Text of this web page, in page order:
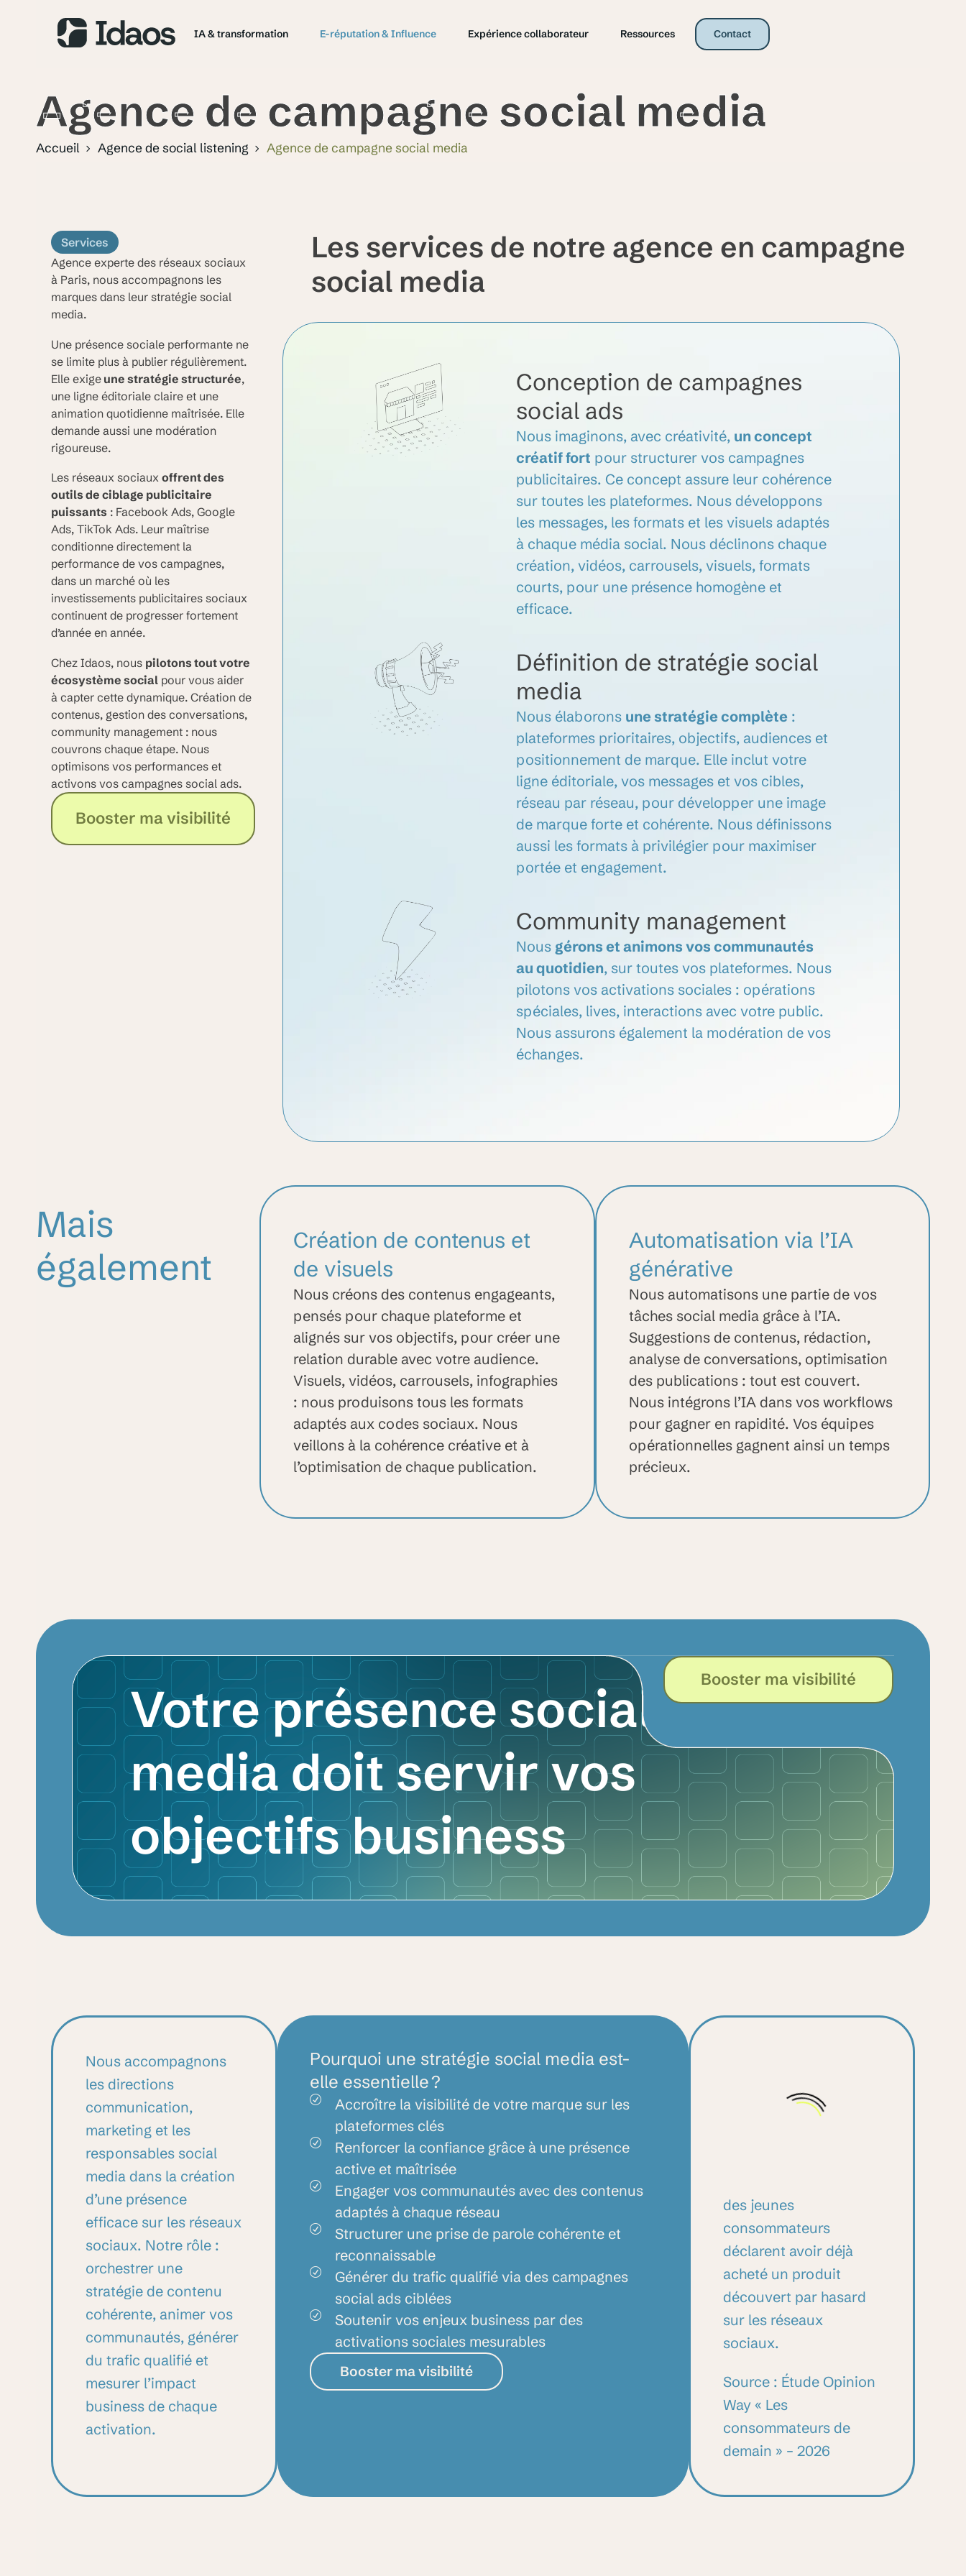
IA & transformation E-réputation & Influence Expérience collaborateur Ressources Contact
Agence de campagne social media
Accueil Agence de social listening Agence de campagne social media
Services
Agence experte des réseaux sociaux
à Paris, nous accompagnons les
marques dans leur stratégie social
media.
Une présence sociale performante ne
se limite plus à publier régulièrement.
Elle exige une stratégie structurée,
une ligne éditoriale claire et une
animation quotidienne maîtrisée. Elle
demande aussi une modération
rigoureuse.
Les réseaux sociaux offrent des
outils de ciblage publicitaire
puissants : Facebook Ads, Google
Ads, TikTok Ads. Leur maîtrise
conditionne directement la
performance de vos campagnes,
dans un marché où les
investissements publicitaires sociaux
continuent de progresser fortement
d’année en année.
Chez Idaos, nous pilotons tout votre
écosystème social pour vous aider
à capter cette dynamique. Création de
contenus, gestion des conversations,
community management : nous
couvrons chaque étape. Nous
optimisons vos performances et
activons vos campagnes social ads.
Booster ma visibilité
Les services de notre agence en campagne
social media
Conception de campagnes
social ads
Nous imaginons, avec créativité, un concept
créatif fort pour structurer vos campagnes
publicitaires. Ce concept assure leur cohérence
sur toutes les plateformes. Nous développons
les messages, les formats et les visuels adaptés
à chaque média social. Nous déclinons chaque
création, vidéos, carrousels, visuels, formats
courts, pour une présence homogène et
efficace.
Définition de stratégie social
media
Nous élaborons une stratégie complète :
plateformes prioritaires, objectifs, audiences et
positionnement de marque. Elle inclut votre
ligne éditoriale, vos messages et vos cibles,
réseau par réseau, pour développer une image
de marque forte et cohérente. Nous définissons
aussi les formats à privilégier pour maximiser
portée et engagement.
Community management
Nous gérons et animons vos communautés
au quotidien, sur toutes vos plateformes. Nous
pilotons vos activations sociales : opérations
spéciales, lives, interactions avec votre public.
Nous assurons également la modération de vos
échanges.
Mais
également
Création de contenus et
de visuels
Nous créons des contenus engageants,
pensés pour chaque plateforme et
alignés sur vos objectifs, pour créer une
relation durable avec votre audience.
Visuels, vidéos, carrousels, infographies
: nous produisons tous les formats
adaptés aux codes sociaux. Nous
veillons à la cohérence créative et à
l’optimisation de chaque publication.
Automatisation via l’IA
générative
Nous automatisons une partie de vos
tâches social media grâce à l’IA.
Suggestions de contenus, rédaction,
analyse de conversations, optimisation
des publications : tout est couvert.
Nous intégrons l’IA dans vos workflows
pour gagner en rapidité. Vos équipes
opérationnelles gagnent ainsi un temps
précieux.
Votre présence social
media doit servir vos
objectifs business
Booster ma visibilité
Nous accompagnons
les directions
communication,
marketing et les
responsables social
media dans la création
d’une présence
efficace sur les réseaux
sociaux. Notre rôle :
orchestrer une
stratégie de contenu
cohérente, animer vos
communautés, générer
du trafic qualifié et
mesurer l’impact
business de chaque
activation.
Pourquoi une stratégie social media est-
elle essentielle ?
Accroître la visibilité de votre marque sur les
plateformes clés
Renforcer la confiance grâce à une présence
active et maîtrisée
Engager vos communautés avec des contenus
adaptés à chaque réseau
Structurer une prise de parole cohérente et
reconnaissable
Générer du trafic qualifié via des campagnes
social ads ciblées
Soutenir vos enjeux business par des
activations sociales mesurables
Booster ma visibilité
0%
des jeunes
consommateurs
déclarent avoir déjà
acheté un produit
découvert par hasard
sur les réseaux
sociaux.
Source : Étude Opinion
Way « Les
consommateurs de
demain » – 2026